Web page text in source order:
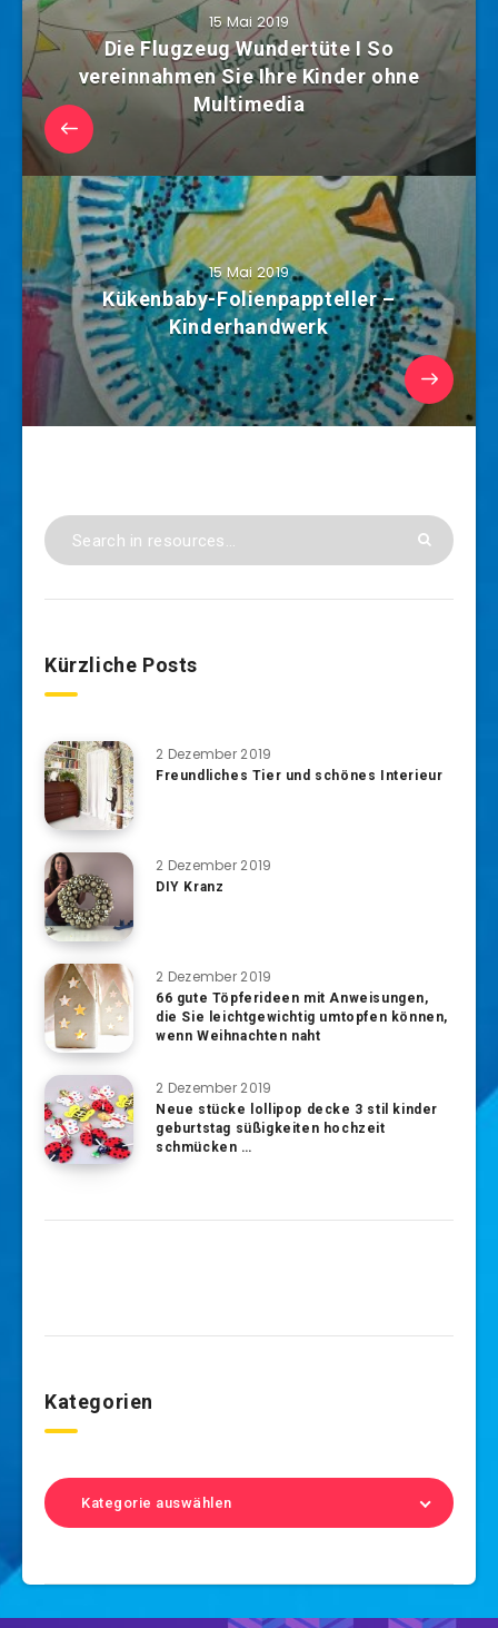
15 Mai 2019
Die Flugzeug Wundertüte I So
vereinnahmen Sie Ihre Kinder ohne
Multimedia
15 Mai 2019
Kükenbaby-Folienpappteller –
Kinderhandwerk
Kürzliche Posts
2 Dezember 2019
Freundliches Tier und schönes Interieur
2 Dezember 2019
DIY Kranz
2 Dezember 2019
66 gute Töpferideen mit Anweisungen,
die Sie leichtgewichtig umtopfen können,
wenn Weihnachten naht
2 Dezember 2019
Neue stücke lollipop decke 3 stil kinder
geburtstag süßigkeiten hochzeit
schmücken …
Kategorien
Kategorie auswählen